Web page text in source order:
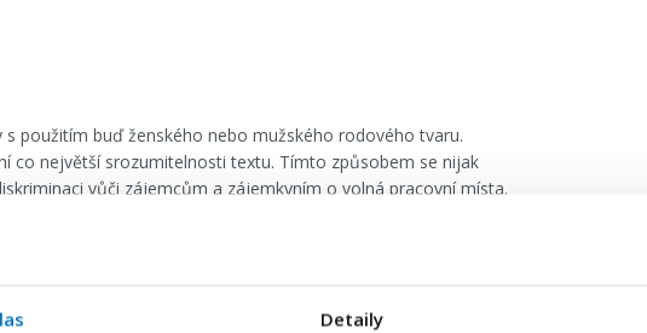
Detaily
použitím buď ženského nebo mužského rodového tvaru.
co největší srozumitelnosti textu. Tímto způsobem se nijak
vůči zájemcům a zájemkyním o volná pracovní místa.